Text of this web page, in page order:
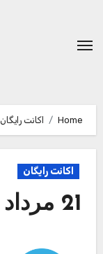
content
Home اکانت رایگان
اکانت رایگان
21 مرداد 1403